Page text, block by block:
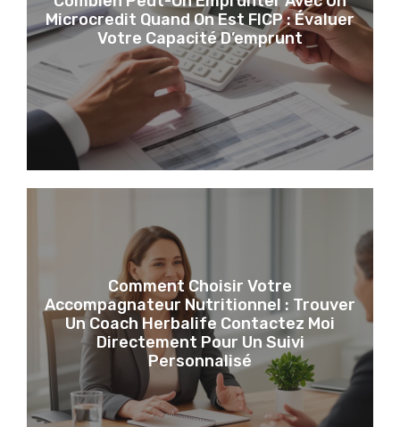
Microcredit Quand On Est FICP : Évaluer
Votre Capacité D’emprunt
Comment Choisir Votre
Accompagnateur Nutritionnel : Trouver
Un Coach Herbalife Contactez Moi
Directement Pour Un Suivi
Personnalisé